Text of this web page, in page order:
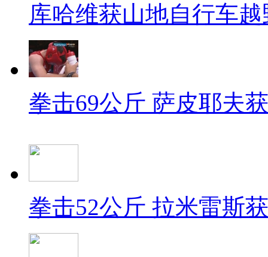
库哈维获山地自行车
拳击69公斤 萨皮耶夫
拳击52公斤 拉米雷斯